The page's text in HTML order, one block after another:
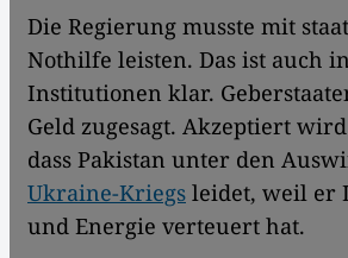
Die Regierung musste mit
Nothilfe leisten. Das ist auch
Institutionen klar.
Geld zugesagt. Akzeptiert
dass Pakistan unter den
Ukraine-Kriegs leidet, weil er
und Energie verteuert hat.